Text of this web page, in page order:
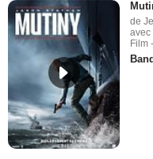
de
avec
Film